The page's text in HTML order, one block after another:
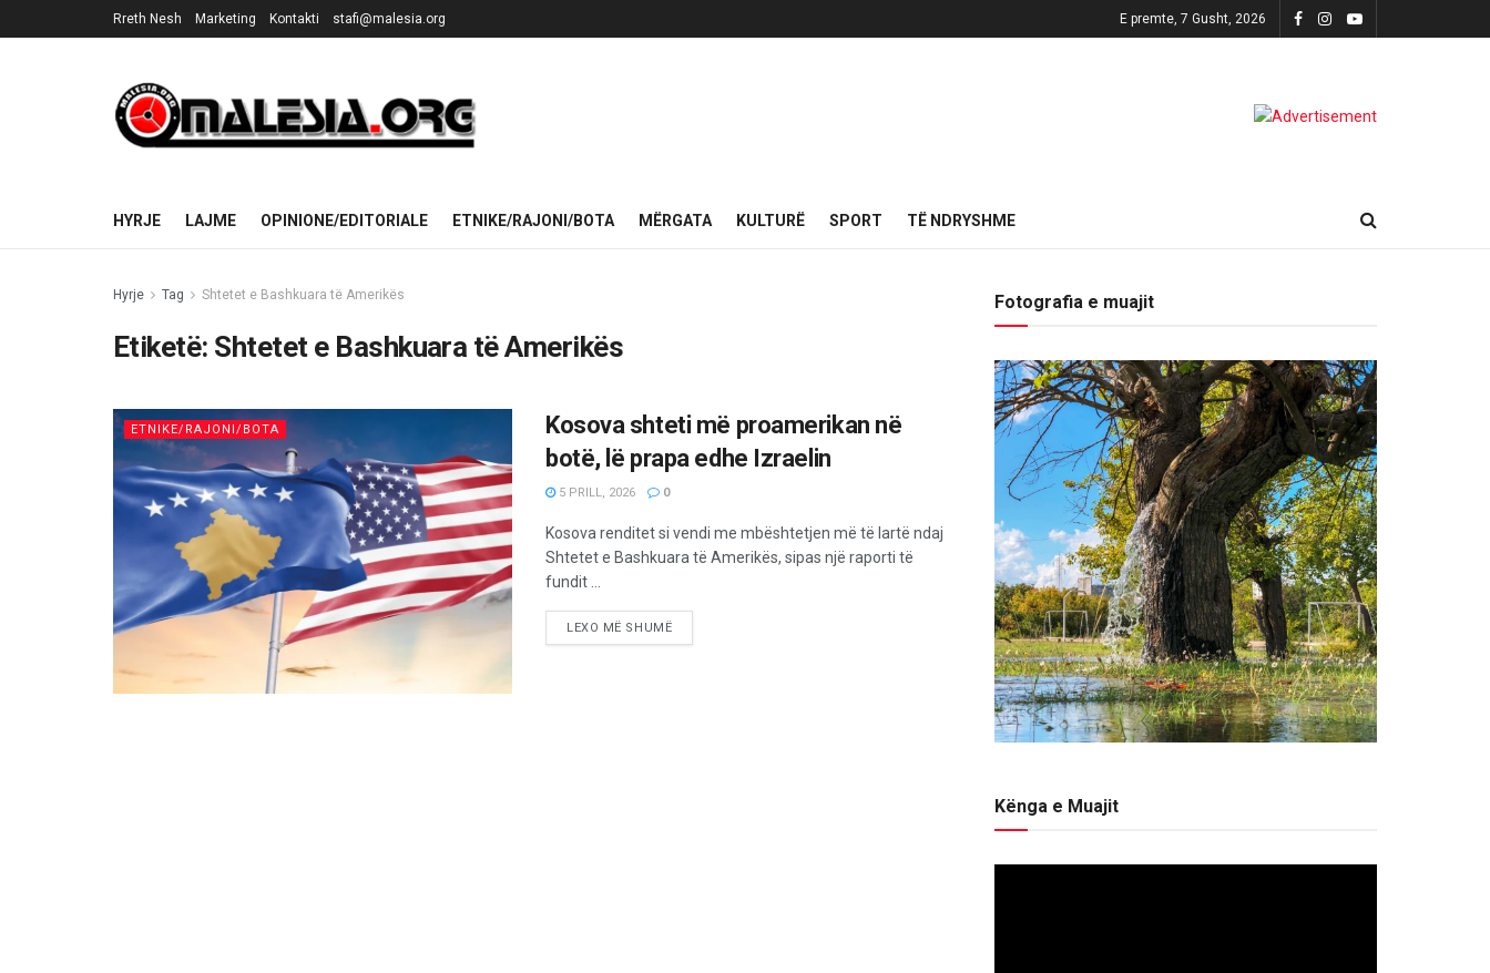
Rreth Nesh Marketing Kontakti stafi@malesia.org E premte, 7 Gusht, 2026
HYRJE LAJME OPINIONE/EDITORIALE ETNIKE/RAJONI/BOTA MËRGATA KULTURË SPORT TË NDRYSHME
Hyrje Tag Shtetet e Bashkuara të Amerikës
Etiketë: Shtetet e Bashkuara të Amerikës
ETNIKE/RAJONI/BOTA
Kosova shteti më proamerikan në
botë, lë prapa edhe Izraelin
5 PRILL, 2026 0
Kosova renditet si vendi me mbështetjen më të lartë ndaj
Shtetet e Bashkuara të Amerikës, sipas një raporti të
fundit ...
LEXO MË SHUMË
Fotografia e muajit
Kënga e Muajit